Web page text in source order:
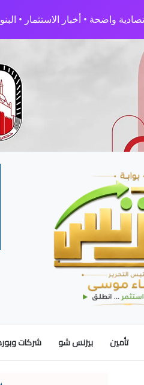
واضحة • أخبار الاستثمار •
تأمين بيزنس شو شركات